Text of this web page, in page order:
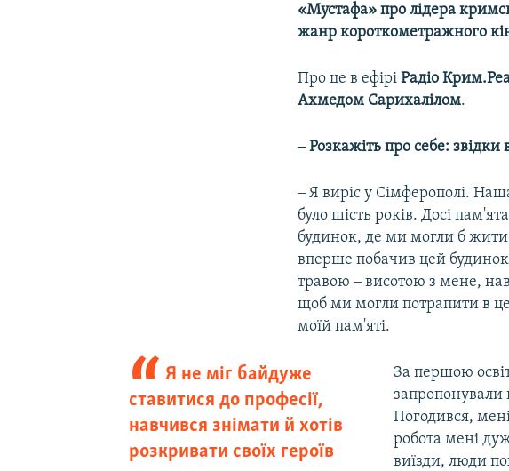
«Мустафа» про лідера
жанр короткометражного
Про це в ефіріРадіо
Ахмедом Сарихалілом.
‒ Розкажіть про себе:
‒ Я виріс у Сімферополі.
було шість років. Досі
будинок, де ми могли б
вперше побачив цей будинок.
травою ‒ висотою з мене,
щоб ми могли потрапити в
моїй пам'яті.
Я не міг байдуже
ставитися до професії,
навчився знімати й хотів
розкривати своїх героїв
За першою
запропонували
Погодився,
робота мені
виїзди, люди